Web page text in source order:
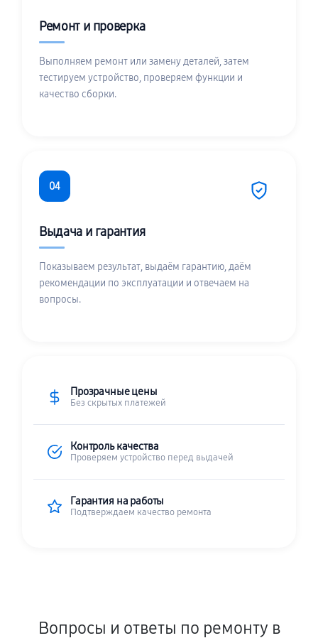
Ремонт и проверка
Выполняем ремонт или замену деталей, затем
тестируем устройство, проверяем функции и
качество сборки.
04
Выдача и гарантия
Показываем результат, выдаём гарантию, даём
рекомендации по эксплуатации и отвечаем на
вопросы.
Прозрачные цены
Без скрытых платежей
Контроль качества
Проверяем устройство перед выдачей
Гарантия на работы
Подтверждаем качество ремонта
Вопросы и ответы по ремонту в